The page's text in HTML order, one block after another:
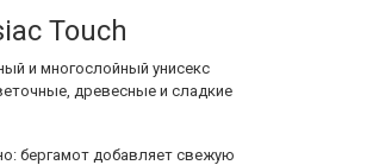
Touch
и многослойный унисекс
древесные и сладкие
бергамот добавляет свежую